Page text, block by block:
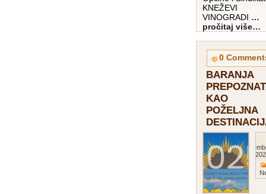
KNEŽEVI
VINOGRADI …
pročitaj više…
0
BARANJA
KAO
POŽELJNA